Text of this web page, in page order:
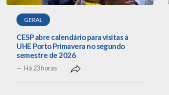
GERAL
CESP abre calendário para visitas à
UHE Porto Primavera no segundo
semestre de 2026
Há 23 horas